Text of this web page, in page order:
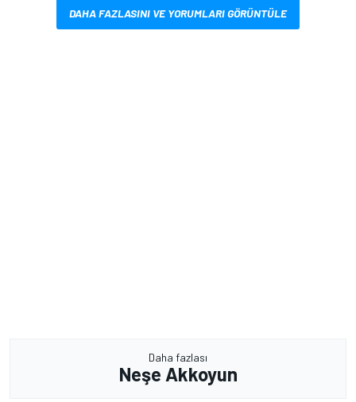
DAHA FAZLASINI VE YORUMLARI GÖRÜNTÜLE
Daha fazlası
Neşe Akkoyun